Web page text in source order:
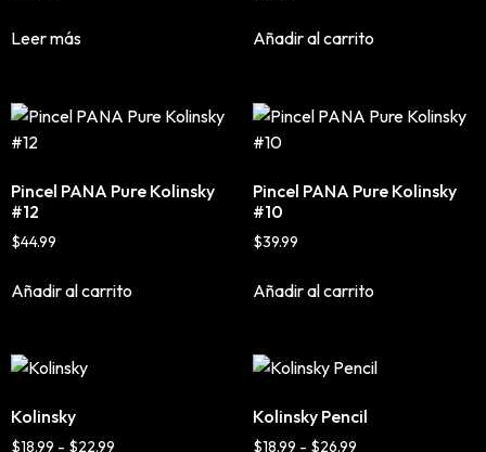
Fortalecimiento
Tintes
Tijeras y Portanavajas
Barba, Aftershaves y Shaving
Ceras, Gels, Spray y Mousse
Leer más Añadir al carrito
Pincel PANA Pure Kolinsky
#12
$44.99
Añadir al carrito
Pincel PANA Pure Kolinsky
#10
$39.99
Añadir al carrito
Kolinsky
$18.99 - $22.99
Kolinsky Pencil
$18.99 - $26.99